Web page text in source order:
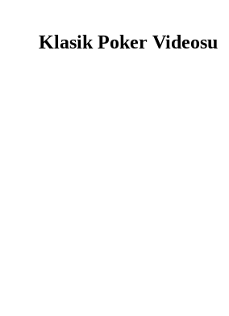
Klasik Poker Videosu